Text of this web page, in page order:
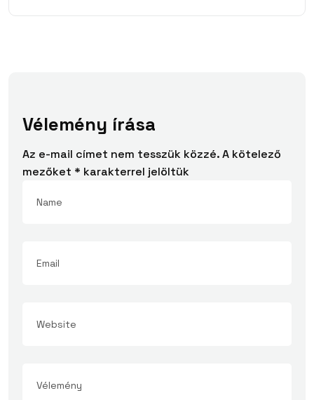
Vélemény írása
Az e-mail címet nem tesszük közzé.A kötelező
mezőket * karakterrel jelöltük